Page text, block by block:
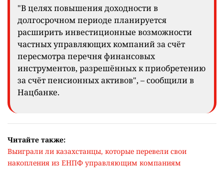
"В целях повышения доходности в
долгосрочном периоде планируется
расширить инвестиционные возможности
частных управляющих компаний за счёт
пересмотра перечня финансовых
инструментов, разрешённых к приобретению
за счёт пенсионных активов", – сообщили в
Нацбанке.
Читайте также:
Выиграли ли казахстанцы, которые перевели свои
накопления из ЕНПФ управляющим компаниям